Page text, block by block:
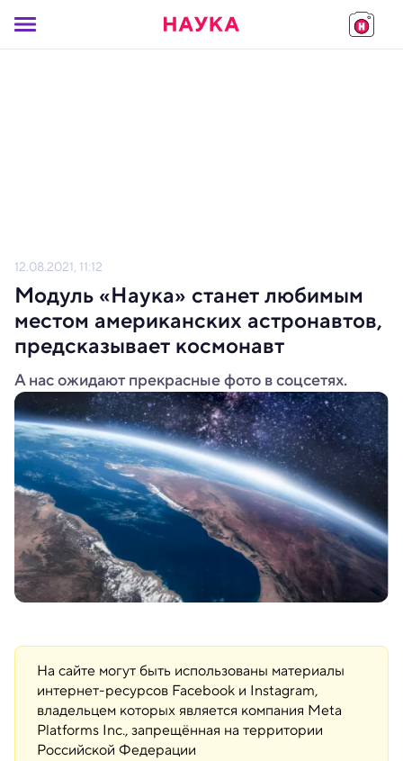
12.08.2021, 11:12
Модуль «Наука» станет любимым
местом американских астронавтов,
предсказывает космонавт
А нас ожидают прекрасные фото в соцсетях.
На сайте могут быть использованы материалы
интернет-ресурсов Facebook и Instagram,
владельцем которых является компания Meta
Platforms Inc., запрещённая на территории
Российской Федерации